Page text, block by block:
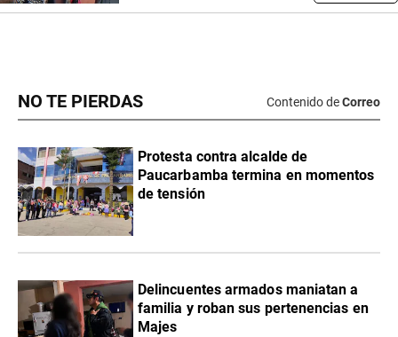
NO TE PIERDAS Contenido deCorreo
Protesta contra alcalde de
Paucarbamba termina en momentos
de tensión
Delincuentes armados maniatan a
familia y roban sus pertenencias en
Majes